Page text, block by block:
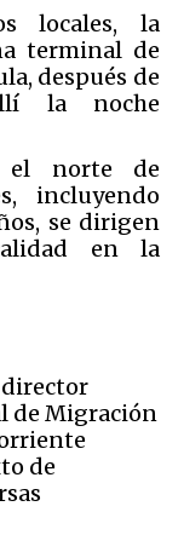
locales, la
terminal de
después de
la noche
el norte de
incluyendo
se dirigen
en la
de Migración
de